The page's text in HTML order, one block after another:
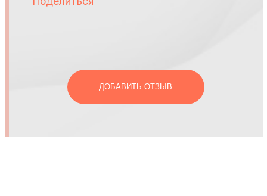
ДОБАВИТЬ ОТЗЫВ